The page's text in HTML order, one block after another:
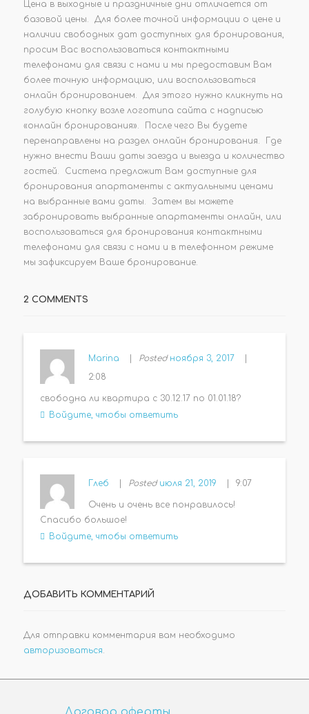
Цена в выходные и праздничные дни отличается от
базовой цены. Для более точной информации о цене и
наличии свободных дат доступных для бронирования,
просим Вас воспользоваться контактными
телефонами для связи с нами и мы предоставим Вам
более точную информацию, или воспользоваться
онлайн бронированием. Для этого нужно кликнуть на
голубую кнопку возле логотипа сайта с надписью
«онлайн бронирования». После чего Вы будете
перенаправлены на раздел онлайн бронирования. Где
нужно внести Ваши даты заезда и выезда и количество
гостей. Система предложит Вам доступные для
бронирования апартаменты с актуальными ценами
на выбранные вами даты. Затем вы можете
забронировать выбранные апартаменты онлайн, или
воспользоваться для бронирования контактными
телефонами для связи с нами и в телефонном режиме
мы зафиксируем Ваше бронирование.
2 COMMENTS
Marina Posted ноября 3, 2017
2:08
свободна ли квартира с 30.12.17 по 01.01.18?
Войдите, чтобы ответить
Глеб Posted июля 21, 2019 9:07
Очень и очень все понравилось!
Спасибо большое!
Войдите, чтобы ответить
ДОБАВИТЬ КОММЕНТАРИЙ
Для отправки комментария вам необходимо
авторизоваться